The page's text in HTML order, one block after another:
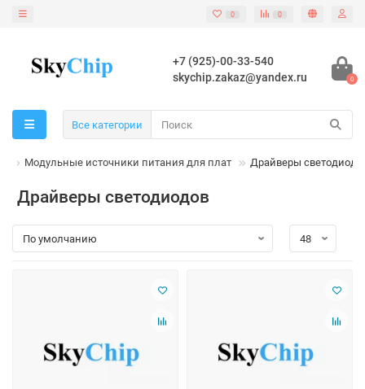
0 0
+7 (925)-00-33-540
skychip.zakaz@yandex.ru
0
Все категории
Модульные источники питания для плат Драйверы
Драйверы светодиодов